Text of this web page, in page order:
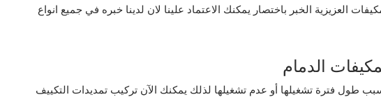
العزيزية الخبر باختصار يمكنك الاعتماد علينا لان لدينا خبره في جميع انواع
الدمام
طول فترة تشغيلها أو عدم تشغيلها لذلك يمكنك الآن تركيب تمديدات التكييف